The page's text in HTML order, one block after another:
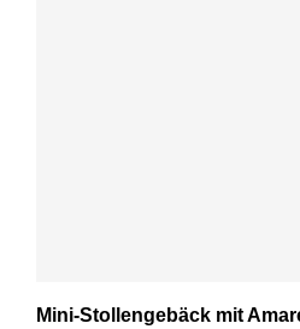
Mini-Stollengebäck mit